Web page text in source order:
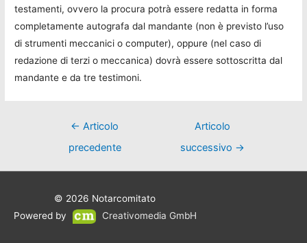
testamenti, ovvero la procura potrà essere redatta in forma
completamente autografa dal mandante (non è previsto l’uso
di strumenti meccanici o computer), oppure (nel caso di
redazione di terzi o meccanica) dovrà essere sottoscritta dal
mandante e da tre testimoni.
Navigazione
← Articolo
precedente
Articolo
successivo →
© 2026 Notarcomitato
Powered by
Creativomedia GmbH